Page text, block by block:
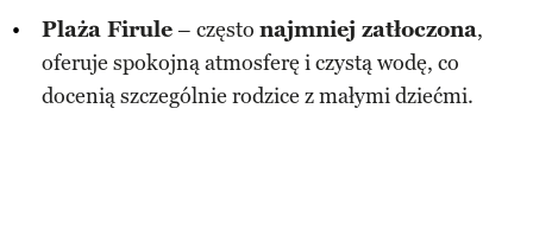
Plaża Firule– często najmniej zatłoczona,
oferuje spokojną atmosferę i czystą wodę, co
docenią szczególnie rodzice z małymi dziećmi.